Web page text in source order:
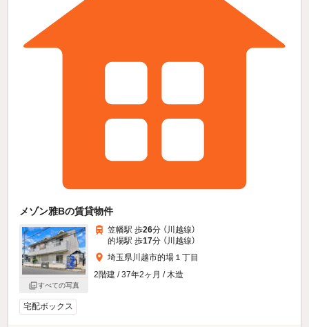
メゾン雅Bの賃貸物件
すべての写真
笠幡駅 歩26分 （川越線）
的場駅 歩17分 （川越線）
埼玉県川越市的場１丁目
2階建 / 37年2ヶ月 / 木造
宅配ボックス